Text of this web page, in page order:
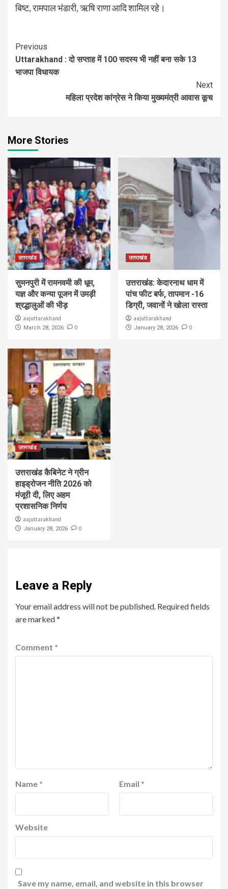
बिष्ट, रामपाल भंडारी, ऋषि राणा आदि शामिल रहे।
Continue
Reading
Previous
Uttarakhand : दो सप्ताह में 100 सदस्य भी नहीं बना सके 13
भाजपा विधायक
Next
महिला प्रदेश कांग्रेस ने किया मुख्यमंत्री आवास कूच
More Stories
उत्तराखंड
सुमनपुरी में रामनवमी की धूम,
यज्ञ और कन्या पूजन में उमड़ी
श्रद्धालुओं की भीड़
aajuttarakhand
March 28, 2026 0
उत्तराखंड
उत्तराखंड: केदारनाथ धाम में
पांच फीट बर्फ, तापमान -16
डिग्री, जवानों ने खोला रास्ता
aajuttarakhand
January 28, 2026 0
उत्तराखंड
उत्तराखंड कैबिनेट ने ग्रीन
हाइड्रोजन नीति 2026 को
मंजूरी दी, लिए अहम
प्रशासनिक निर्णय
aajuttarakhand
January 28, 2026 0
Leave a Reply
Your email address will not be published. Required fields
are marked*
Comment *
Name * Email *
Website
Save my name, email, and website in this browser